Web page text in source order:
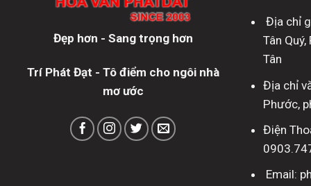
Đẹp hơn - Sang trọng hơn
Trí Phát Đạt - Tô điểm cho ngôi nhà
mơ ước
Địa chỉ
Tân
Tân
Địa chỉ
Phước,
Điện
Email: